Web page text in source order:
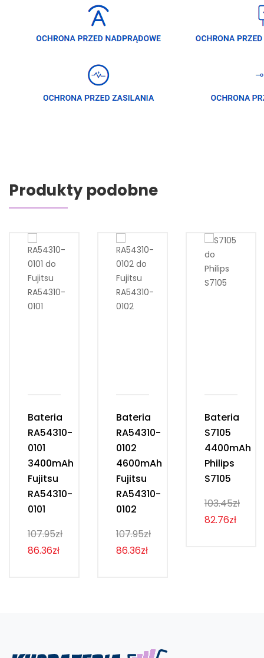
Produkty podobne
Bateria
RA54310-
0101
3400mAh
Fujitsu
RA54310-
0101
107.95zł
86.36zł
Bateria
RA54310-
0102
4600mAh
Fujitsu
RA54310-
0102
107.95zł
86.36zł
Bateria
S7105
4400mAh
Philips
S7105
103.45zł
82.76zł